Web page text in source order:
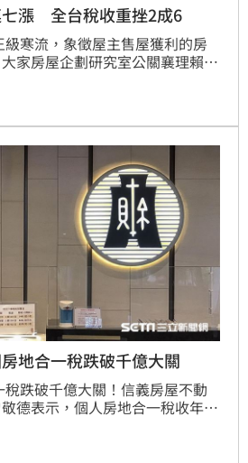
七漲 全台稅收重挫2成6
寒流，象徵屋主售屋獲利的房
家房屋企劃研究室公關襄理賴志
成效，市場正式進入盤整期，除
，投資買盤散去令房價漲多區域
帆）
地合一稅跌破千億大關
跌破千億大關！信義房屋不動
德表示，個人房地合一稅收年減
利事業稅收卻逆勢成長，主因在